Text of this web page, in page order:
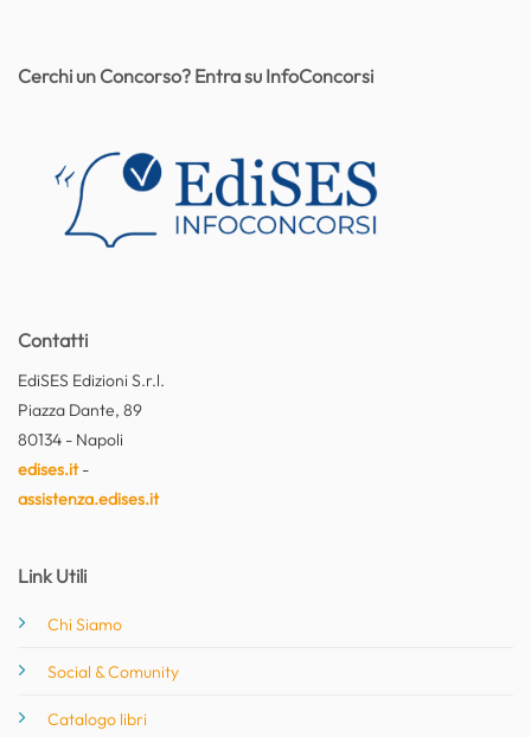
Contatti
EdiSES Edizioni S.r.l.
Piazza Dante, 89
80134 - Napoli
edises.it-
assistenza.edises.it
Link Utili
Chi Siamo
Social & Comunity
Catalogo libri
Cerchi un Concorso? Entra su InfoConcorsi